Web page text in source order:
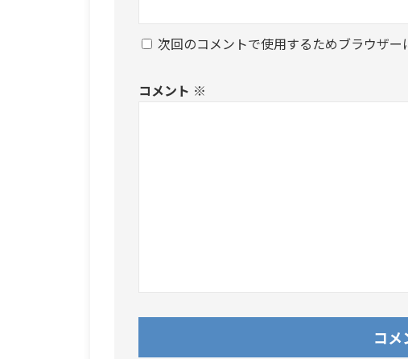
次回のコメントで使用するためブラウザー
コメント ※